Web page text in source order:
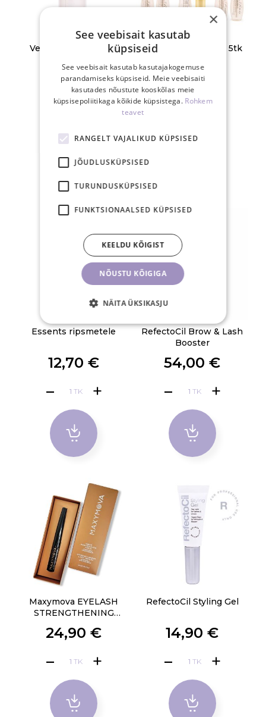
Veepudel suunajaga,
4,90 €
Essents ripsmetele 5tk
48,50 €
63,50 €
Essents ripsmetele
12,70 €
TK
RefectoCil Brow & Lash
Booster
54,00 €
TK
Maxymova EYELASH
STRENGTHENING
24,90 €
TK
RefectoCil Styling Gel
14,90 €
TK
×
See veebisait kasutab
küpsiseid
See veebisait kasutab kasutajakogemuse
parandamiseks küpsiseid. Meie veebisaiti
kasutades nõustute kooskõlas meie
küpsisepoliitikaga kõikide küpsistega. Rohkem
teavet
RANGELT VAJALIKUD KÜPSISED
JÕUDLUSKÜPSISED
TURUNDUSKÜPSISED
FUNKTSIONAALSED KÜPSISED
NÕUSTU KÕIGIGA
KEELDU KÕIGIST
NÄITA ÜKSIKASJU